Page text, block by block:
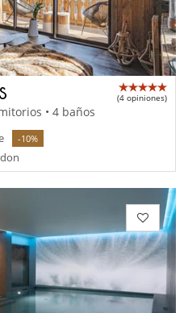
(4 opiniones)
• 4 baños
-10%